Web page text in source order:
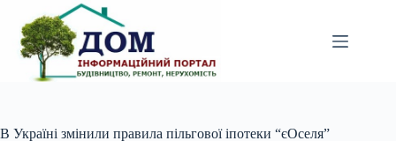
вмісту
В Україні змінили правила пільгової іпотеки “єОселя”